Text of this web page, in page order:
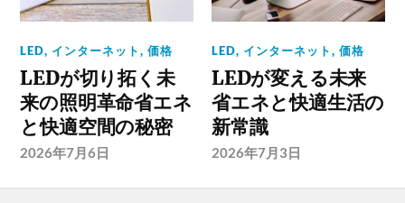
LED, インターネット,価格
LEDが切り拓く未
来の照明革命省エネ
と快適空間の秘密
2026年7月6日
LED, インターネット,価格
LEDが変える未来
省エネと快適生活の
新常識
2026年7月3日